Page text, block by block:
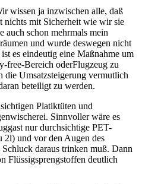
wissen ja inzwischen alle, daß
nichts mit Sicherheit wie wir sie
auch schon mehrmals mein
und wurde deswegen nicht
es eindeutig eine Maßnahme um
free-Bereich oderFlugzeug zu
die Umsatzsteigerung vermutlich
beteiligt zu werden.
Platiktüten und
Sinnvoller wäre es
nur durchsichtige PET-
2l) und vor den Augen des
daraus trinken muß. Dann
Flüssigsprengstoffen deutlich